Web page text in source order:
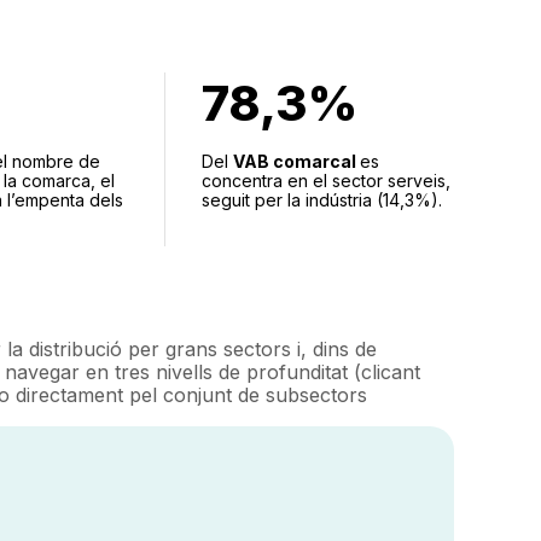
nombre de
la comarca, el
dels
78,3%
DelVAB comarcales
concentra en el sector serveis,
seguit per la indústria (14,3%).
distribució per grans sectors i, dins de
navegar en tres nivells de profunditat (clicant
directament pel conjunt de subsectors